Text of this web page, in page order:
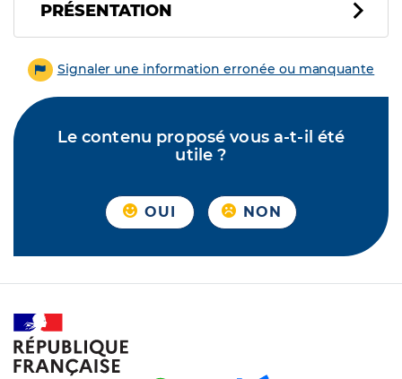
PRÉSENTATION
Signaler une information erronée ou manquante
Le contenu proposé vous a-t-il été
utile ?
OUI NON